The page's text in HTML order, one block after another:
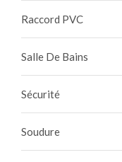
Raccord PVC
Salle De Bains
Sécurité
Soudure